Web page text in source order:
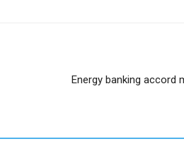
Energy banking accord